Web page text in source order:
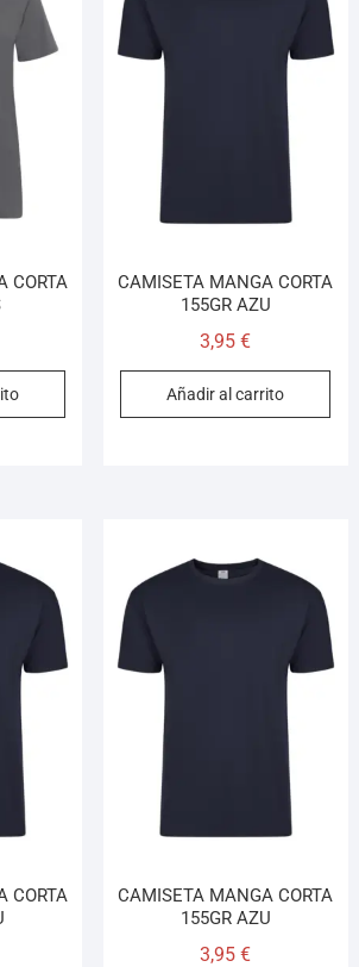
CORTA
CAMISETA MANGA CORTA
155GR AZU
3,95€
Añadir al carrito
CORTA
CAMISETA MANGA CORTA
155GR AZU
3,95€